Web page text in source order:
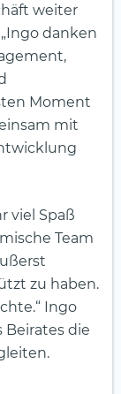
weiter
danken
Moment
mit
viel Spaß
Team
zu haben.
Ingo
Beirates die